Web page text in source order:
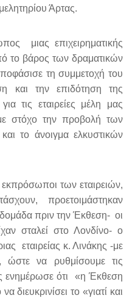
Άρτας.
μιας επιχειρηματικής
το βάρος των δραματικών
τη συμμετοχή του
και την επιδότηση της
τις εταιρείες μέλη μας
στόχο την προβολή των
το άνοιγμα ελκυστικών
εκπρόσωποι των εταιρειών,
προετοιμάστηκαν
πριν την Έκθεση- οι
σταλεί στο Λονδίνο- ο
εταιρείας κ. Λινάκης -με
ώστε να ρυθμίσουμε τις
ενημέρωσε ότι «η Έκθεση
διευκρινίσει το «γιατί και